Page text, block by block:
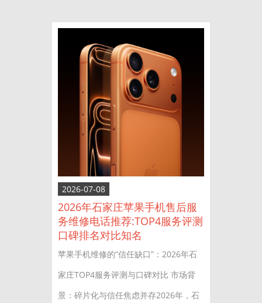
2026-07-08
2026年石家庄苹果手机售后服
务维修电话推荐:TOP4服务评测
口碑排名对比知名
苹果手机维修的“信任缺口”：2026年石
家庄TOP4服务评测与口碑对比 市场背
景：碎片化与信任焦虑并存2026年，石